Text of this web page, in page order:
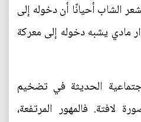
الشاب أحيانًا أن دخوله إلى
مادي يشبه دخوله إلى معركة
الحديثة في تضخيم
لافتة. فالمهور المرتفعة،